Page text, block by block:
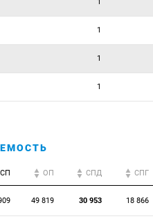
1
1
1
СП ОП CПД CПГ
49 819 30 953 18 866